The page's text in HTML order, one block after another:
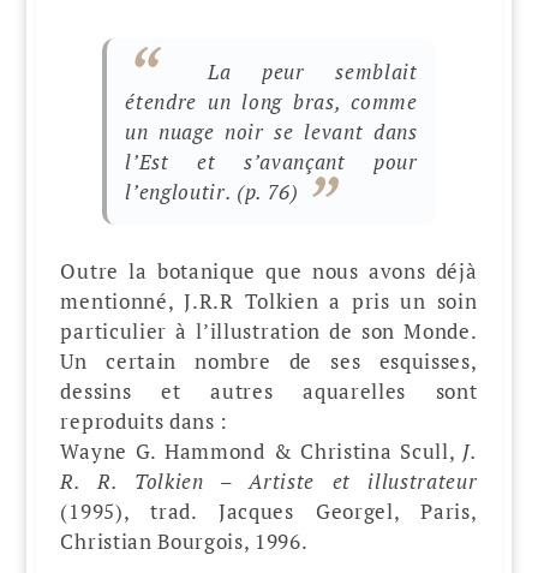
La peur semblait
étendre un long bras, comme
un nuage noir se levant dans
l’Est et s’avançant pour
l’engloutir. (p. 76)
Outre la botanique que nous avons déjà
mentionné, J.R.R Tolkien a pris un soin
particulier à l’illustration de son Monde.
Un certain nombre de ses esquisses,
dessins et autres aquarelles sont
reproduits dans :
Wayne G. Hammond & Christina Scull, J.
R. R. Tolkien – Artiste et illustrateur
(1995), trad. Jacques Georgel, Paris,
Christian Bourgois, 1996.